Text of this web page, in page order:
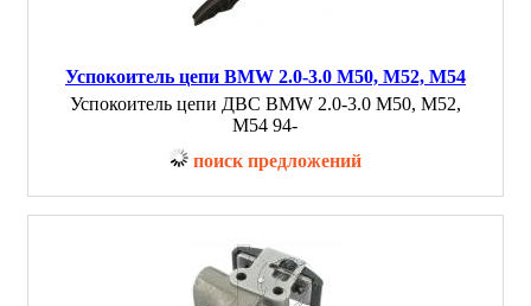
Успокоитель цепи BMW 2.0-3.0 M50, M52, M54
Успокоитель цепи ДВС BMW 2.0-3.0 M50, M52,
M54 94-
поиск предложений